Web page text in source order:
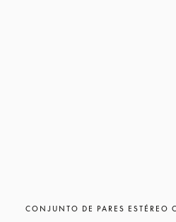
CONJUNTO DE PARES ESTÉREO